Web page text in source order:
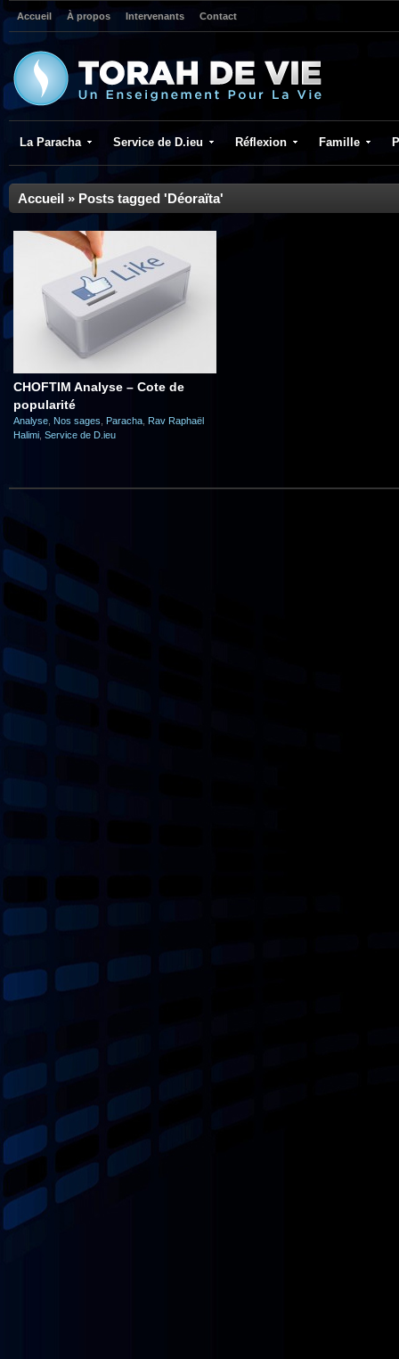
Accueil À propos Intervenants Contact
La Paracha Service de D.ieu Réflexion Famille
Accueil » Posts tagged 'Déoraïta'
CHOFTIM Analyse – Cote de
popularité
Analyse Nos sages Paracha Rav Raphaël
Halimi Service de D.ieu